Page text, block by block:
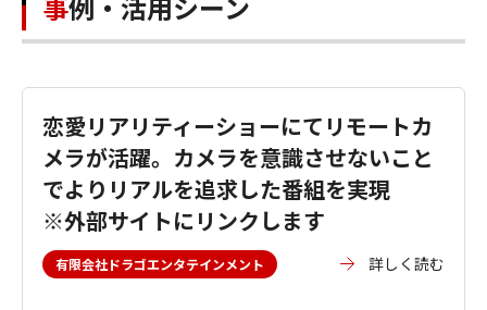
恋愛リアリティーショーにてリモートカ
メラが活躍。カメラを意識させないこと
でよりリアルを追求した番組を実現
※外部サイトにリンクします
有限会社ドラゴエンタテインメント 詳しく読む